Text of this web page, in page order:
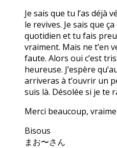
Je sais que tu l’as déjà
le revives. Je sais que
quotidien et tu fais
vraiment. Mais ne t’en
faute. Alors oui c’est
heureuse. J’espère
arriveras à t’ouvrir un
suis là. Désolée si je te
Merci beaucoup,
Bisous
まお〜さん